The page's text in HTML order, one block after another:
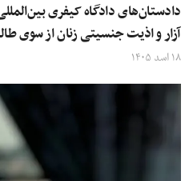
دادستان‌های دادگاه کیفری
آزار و اذیت جنسیتی زنان از سوی
۱۸ اسد ۱۴۰۵